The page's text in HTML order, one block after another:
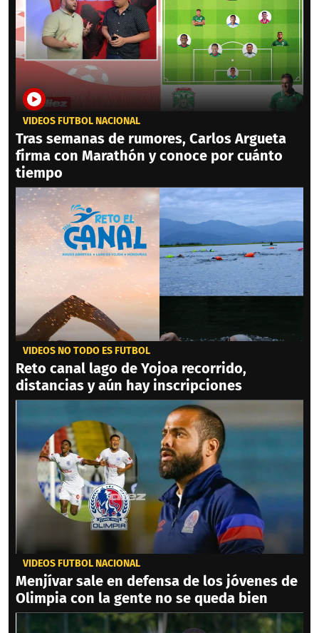
VIDEOS FÚTBOL NACIONAL
Tras semanas de rumores, Carlos Argueta
firma con Marathón y conoce por cuánto
tiempo
VIDEOS NO TODO ES FÚTBOL
Reto canal lago de Yojoa recorrido,
distancias y aún hay inscripciones
VIDEOS FÚTBOL NACIONAL
Menjívar sale en defensa de los jóvenes de
Olimpia con la gente no se queda bien